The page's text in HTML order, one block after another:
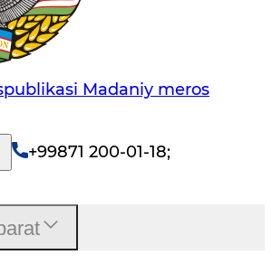
Madaniy meros
+99871 200-01-18;